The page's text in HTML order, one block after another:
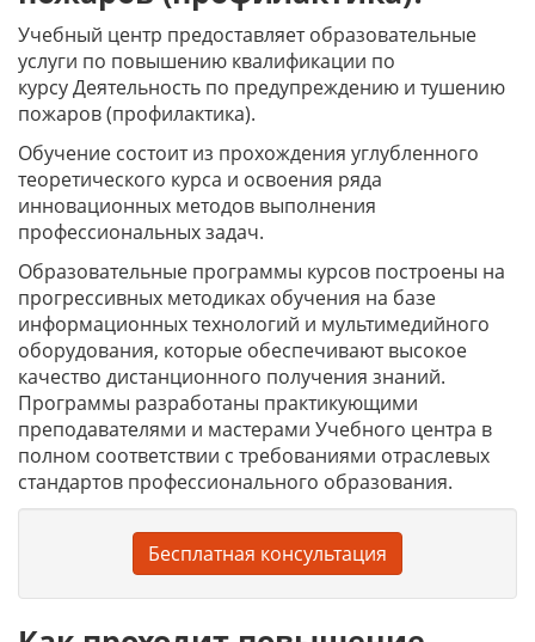
Учебный центр предоставляет образовательные
услуги по повышению квалификации по
курсу Деятельность по предупреждению и тушению
пожаров (профилактика).
Обучение состоит из прохождения углубленного
теоретического курса и освоения ряда
инновационных методов выполнения
профессиональных задач.
Образовательные программы курсов построены на
прогрессивных методиках обучения на базе
информационных технологий и мультимедийного
оборудования, которые обеспечивают высокое
качество дистанционного получения знаний.
Программы разработаны практикующими
преподавателями и мастерами Учебного центра в
полном соответствии с требованиями отраслевых
стандартов профессионального образования.
Бесплатная консультация